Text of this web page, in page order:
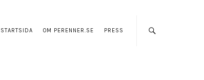
STARTSIDA OM PERENNER.SE PRESS